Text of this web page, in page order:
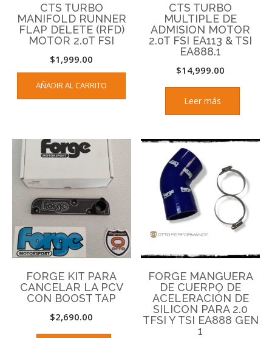
CTS TURBO
MANIFOLD RUNNER
FLAP DELETE (RFD)
MOTOR 2.0T FSI
$1,999.00
AÑADIR AL CARRITO
CTS TURBO
MULTIPLE DE
ADMISION MOTOR
2.0T FSI EA113 & TSI
EA888.1
$14,999.00
Leer más
FORGE KIT PARA
CANCELAR LA PCV
CON BOOST TAP
$2,690.00
FORGE MANGUERA
DE CUERPO DE
ACELERACIÓN DE
SILICON PARA 2.0
TFSI Y TSI EA888 GEN
1